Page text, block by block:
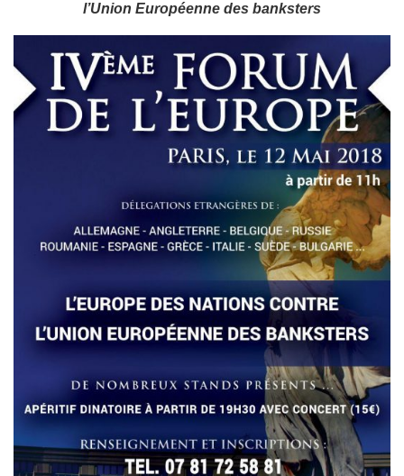
l’Union Européenne des banksters